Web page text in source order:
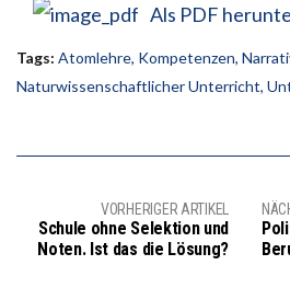
Als PDF
Tags: Atomlehre, Kompetenzen,
Naturwissenschaftlicher Unterricht,
VORHERIGER ARTIKEL
Schule ohne Selektion und
Noten. Ist das die Lösung?